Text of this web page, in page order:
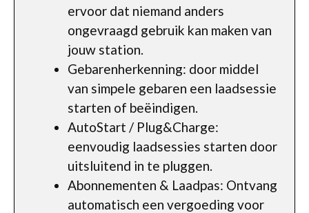
ervoor dat niemand anders
ongevraagd gebruik kan maken van
jouw station.
Gebarenherkenning: door middel
van simpele gebaren een laadsessie
starten of beëindigen.
AutoStart / Plug&Charge:
eenvoudig laadsessies starten door
uitsluitend in te pluggen.
Abonnementen & Laadpas: Ontvang
automatisch een vergoeding voor